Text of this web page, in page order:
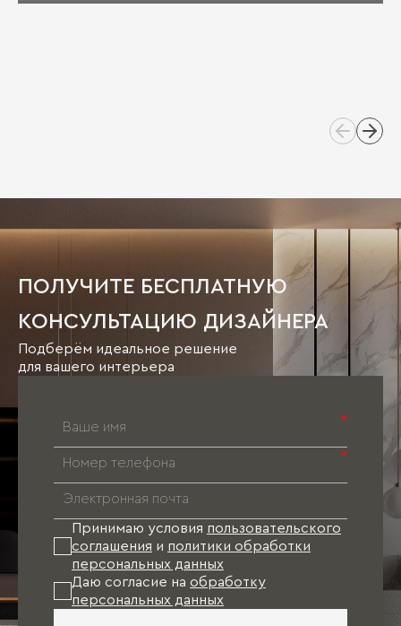
ПОЛУЧИТЕ БЕСПЛАТНУЮ
КОНСУЛЬТАЦИЮ ДИЗАЙНЕРА
Подберём идеальное решение
для вашего интерьера
*
*
Принимаю условия пользовательского
соглашения и политики обработки
персональных данных
Даю согласие на обработку
персональных данных